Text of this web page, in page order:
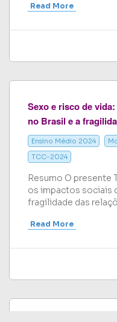
Read More
Sexo e risco de
no Brasil e a
Ensino Médio 2024
TCC-2024
Resumo O presente
os impactos sociais
fragilidade das
Read More